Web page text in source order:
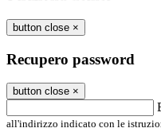
button close ×
Recupero password
button close ×
all'indirizzo indicato con le